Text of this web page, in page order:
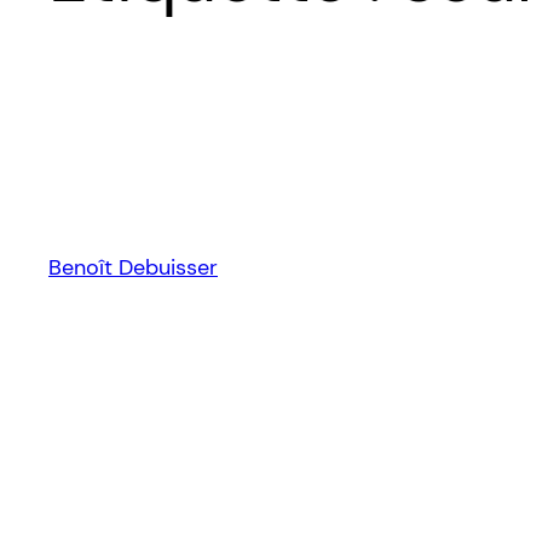
Benoît Debuisser